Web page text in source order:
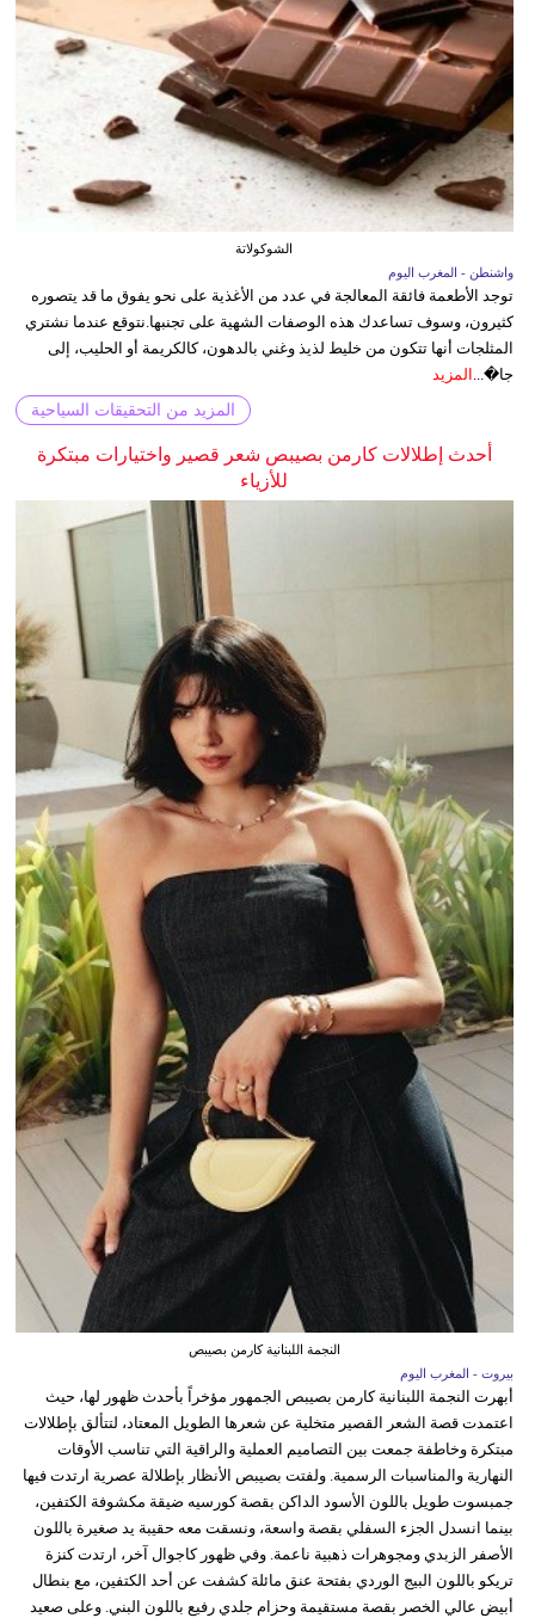
الشوكولاتة
واشنطن - المغرب اليوم
توجد الأطعمة فائقة المعالجة في عدد من الأغذية على نحو يفوق ما قد يتصوره
كثيرون، وسوف تساعدك هذه الوصفات الشهية على تجنبها.نتوقع عندما نشتري
المثلجات أنها تتكون من خليط لذيذ وغني بالدهون، كالكريمة أو الحليب، إلى
جا�... المزيد
المزيد من التحقيقات السياحية
أحدث إطلالات كارمن بصيبص شعر قصير واختيارات مبتكرة
للأزياء
النجمة اللبنانية كارمن بصيبص
بيروت - المغرب اليوم
أبهرت النجمة اللبنانية كارمن بصيبص الجمهور مؤخراً بأحدث ظهور لها، حيث
اعتمدت قصة الشعر القصير متخلية عن شعرها الطويل المعتاد، لتتألق بإطلالات
مبتكرة وخاطفة جمعت بين التصاميم العملية والراقية التي تناسب الأوقات
النهارية والمناسبات الرسمية. ولفتت بصيبص الأنظار بإطلالة عصرية ارتدت فيها
جمبسوت طويل باللون الأسود الداكن بقصة كورسيه ضيقة مكشوفة الكتفين،
بينما انسدل الجزء السفلي بقصة واسعة، ونسقت معه حقيبة يد صغيرة باللون
الأصفر الزبدي ومجوهرات ذهبية ناعمة. وفي ظهور كاجوال آخر، ارتدت كنزة
تريكو باللون البيج الوردي بفتحة عنق مائلة كشفت عن أحد الكتفين، مع بنطال
أبيض عالي الخصر بقصة مستقيمة وحزام جلدي رفيع باللون البني. وعلى صعيد